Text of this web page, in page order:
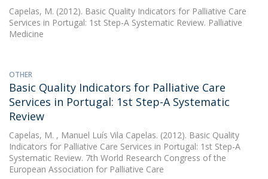
Capelas, M. (2012). Basic Quality Indicators for Palliative Care
Services in Portugal: 1st Step-A Systematic Review. Palliative
Medicine
OTHER
Basic Quality Indicators for Palliative Care
Services in Portugal: 1st Step-A Systematic
Review
Capelas, M. , Manuel Luís Vila Capelas. (2012). Basic Quality
Indicators for Palliative Care Services in Portugal: 1st Step-A
Systematic Review. 7th World Research Congress of the
European Association for Palliative Care